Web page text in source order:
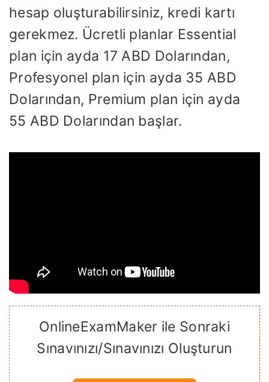
hesap oluşturabilirsiniz, kredi kartı
gerekmez. Ücretli planlar Essential
plan için ayda 17 ABD Dolarından,
Profesyonel plan için ayda 35 ABD
Dolarından, Premium plan için ayda
55 ABD Dolarından başlar.
OnlineExamMaker ile Sonraki
Sınavınızı/Sınavınızı Oluşturun